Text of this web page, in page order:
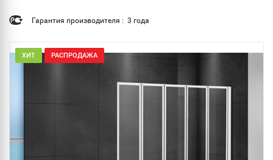
Гарантия производителя : 3 года
ХИТ РАСПРОДАЖА